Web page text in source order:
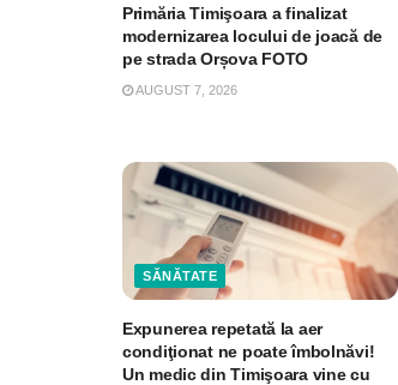
Primăria Timişoara a finalizat
modernizarea locului de joacă de
pe strada Orșova FOTO
AUGUST 7, 2026
SĂNĂTATE
Expunerea repetată la aer
condiţionat ne poate îmbolnăvi!
Un medic din Timişoara vine cu